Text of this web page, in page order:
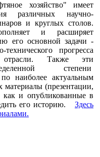
хозяйство" имеет
различных научно-
и круглых столов.
и расширяет
его основной задачи -
прогресса
отрасли. Также эти
степени
наиболее актуальным
материалы (презентации,
как и опубликованные в
его историю. Здесь
.